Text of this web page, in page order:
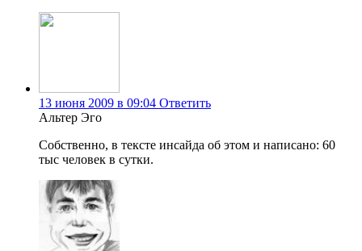
13 июня 2009 в 09:04 Ответить
Альтер Эго
Собственно, в тексте инсайда об этом и написано: 60
тыс человек в сутки.